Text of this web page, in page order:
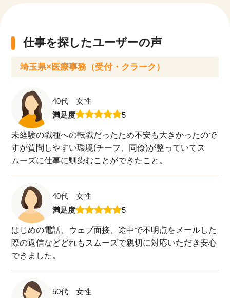
仕事を探したユーザーの声
埼玉県×医療事務（受付・クラーク）
40代 女性
満足度
5
未経験の職種への転職だったため不安も大きかったので
すが質問しやすい環境(チーフ、同僚)が整っていてス
ムーズに仕事に馴染むことができたこと。
40代 女性
満足度
5
はじめの電話、ウェブ面接、途中で不明点をメールした
際の返信などどれもスムーズで親切に対応いただき安心
できました。
50代 女性